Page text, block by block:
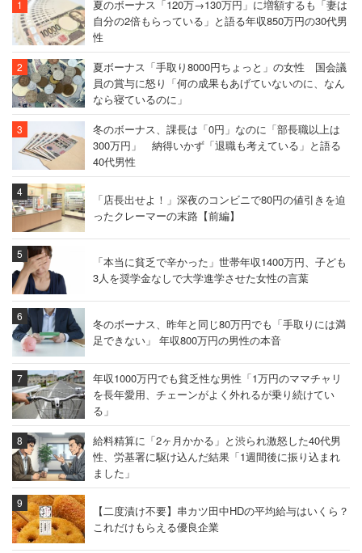
夏のボーナス「120万→130万円」に増額するも「妻は
自分の2倍もらっている」と語る年収850万円の30代男
性
夏ボーナス「手取り8000円ちょっと」の女性 国会議
員の賞与に怒り「何の成果もあげていないのに、なん
なら寝ているのに」
冬のボーナス、課長は「0円」なのに「部長職以上は
300万円」 納得いかず「退職も考えている」と語る
40代男性
「店長出せよ！」深夜のコンビニで80円の値引きを迫
ったクレーマーの末路【前編】
「本当に貧乏で辛かった」世帯年収1400万円、子ども
3人を奨学金なしで大学進学させた女性の言葉
冬のボーナス、昨年と同じ80万円でも「手取りには満
足できない」 年収800万円の男性の本音
年収1000万円でも貧乏性な男性「1万円のママチャリ
を長年愛用、チェーンがよく外れるが乗り続けてい
る」
給料精算に「2ヶ月かかる」と渋られ激怒した40代男
性、労基署に駆け込んだ結果「1週間後に振り込まれ
ました」
【二度漬け不要】串カツ田中HDの平均給与はいくら？
これだけもらえる優良企業